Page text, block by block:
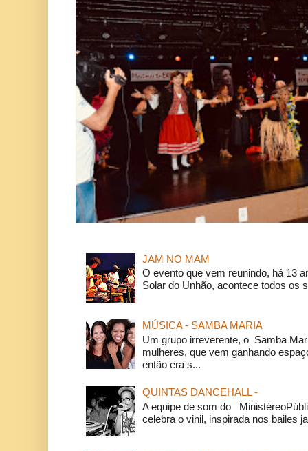
JAM NO MAM
O evento que vem reunindo, há 13
Solar do Unhão, acontece todos os
MÚSICA - SAMBA MARIA
Um grupo irreverente, o Samba
mulheres, que vem ganhando
então era s...
QUINTAS DANCEHALL -
A equipe de som do
celebra o vinil, inspirada nos bailes